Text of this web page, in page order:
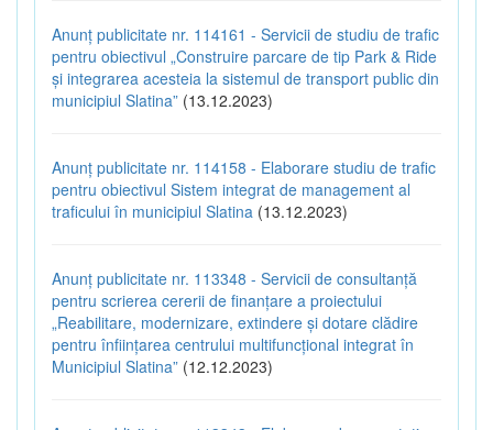
Anunț publicitate nr. 114161 - Servicii de studiu de trafic
pentru obiectivul „Construire parcare de tip Park & Ride
și integrarea acesteia la sistemul de transport public din
municipiul Slatina” (13.12.2023)
Anunț publicitate nr. 114158 - Elaborare studiu de trafic
pentru obiectivul Sistem integrat de management al
traficului în municipiul Slatina (13.12.2023)
Anunț publicitate nr. 113348 - Servicii de consultanță
pentru scrierea cererii de finanțare a proiectului
„Reabilitare, modernizare, extindere și dotare clădire
pentru înființarea centrului multifuncțional integrat în
Municipiul Slatina” (12.12.2023)